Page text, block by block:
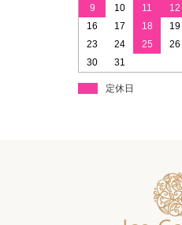
9
10 11 12
16
17 18 19
23
24 25 26
30
31
定休日